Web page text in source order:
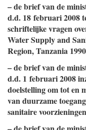
– de brief van de
d.d. 18 februari 2008
schriftelijke vragen
Water Supply and
Region, Tanzania
– de brief van de
d.d. 1 februari 2008
doelstelling om tot en
van duurzame
sanitaire